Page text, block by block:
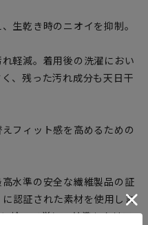
生乾き時のニオイを抑制。
軽減。着用後の洗濯におい
、残った汚れ成分も天日干
フィット感を高めるための
水準の安全な繊維製品の証
認証された素材を使用しま
於いて厳しい基準をクリア